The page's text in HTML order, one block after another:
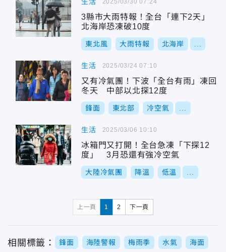
3縣市大雨特報！全台「連下2天」
北海岸恐凍破10度
東北風 大雨特報 北海岸
生活
又有冷氣團！下波「全台有雨」凍回
冬天 中部以北探12度
鋒面 東北部 冷空氣
2025/03/24 07:10
生活
冰箱門又打開！全台急凍「下探12
度」 3月恐還有強冷空氣
大陸冷氣團 降溫 低溫
2025/03/06 10:10
上一頁 1 2 下一頁
相關標籤： 鋒面 海陸警報 梅雨季 水氣 海面